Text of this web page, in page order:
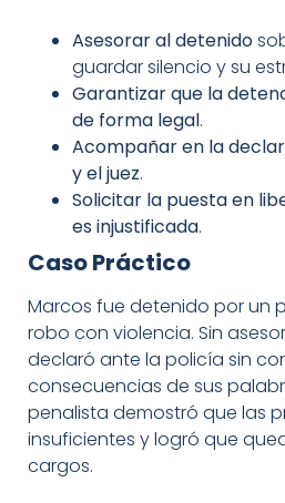
Asesorar al detenido
guardar silencio y su
Garantizar que la
de forma legal.
Acompañar en la
y el juez.
Solicitar la puesta en
es injustificada.
Caso Práctico
Marcos fue detenido por un
robo con violencia. Sin
declaró ante la policía sin
consecuencias de sus
penalista demostró que las
insuficientes y logró que
cargos.